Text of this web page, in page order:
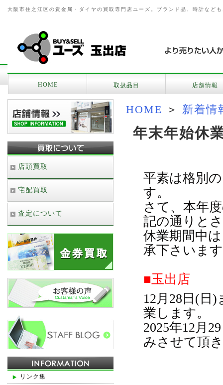
大阪市住之江区の貴金属・ダイヤの買取専門店ユーズ。ブランド品、時計など
HOME 取扱品目 店舗情報
HOME ＞ 新着情
年末年始休
平素は格別
す。
さて、本年
記の通りと
休業期間中
承下さいま
■玉出店
12月28日(日
業します。
2025年12月
みさせて頂
店頭買取
宅配買取
査定について
リンク集